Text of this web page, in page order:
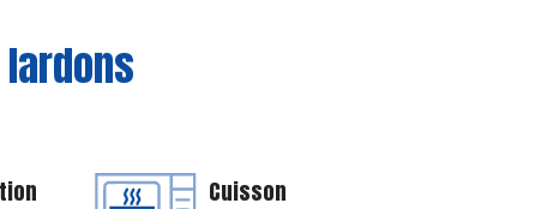
Cuisson